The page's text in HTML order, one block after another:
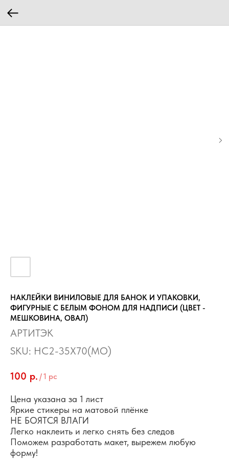
НАКЛЕЙКИ ВИНИЛОВЫЕ ДЛЯ БАНОК И УПАКОВКИ,
ФИГУРНЫЕ С БЕЛЫМ ФОНОМ ДЛЯ НАДПИСИ (ЦВЕТ -
МЕШКОВИНА, ОВАЛ)
АРТИТЭК
SKU: НС2-35Х70(МО)
100 р. /1 pc
Цена указана за 1 лист
Яркие стикеры на матовой плёнке
НЕ БОЯТСЯ ВЛАГИ
Легко наклеить и легко снять без следов
Поможем разработать макет, вырежем любую
форму!